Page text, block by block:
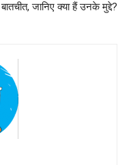
बातचीत, जानिए क्या हैं उनके मुद्दे?